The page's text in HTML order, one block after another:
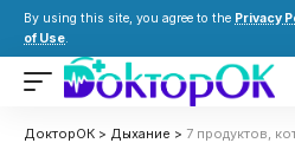
By using this site, you agree to the Privacy
of Use.
ДокторОК > Дыхание > 7 продуктов, которые